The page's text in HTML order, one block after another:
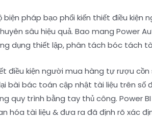
pháp bạo phổi kiến thiết điều
sâu hiệu quả. Bao mang Power
dụng thiết lập, phân tách bóc tách
điều kiện người mua hàng tự rượu
bài bác toán cập nhật tài liệu trên số
quy trình bằng tay thủ công. Power
hóa tài liệu & đưa ra đã định rõ xác